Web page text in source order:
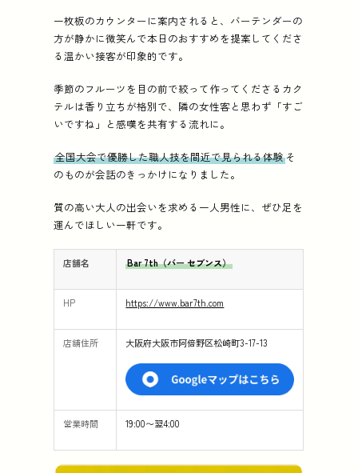
一枚板のカウンターに案内されると、バーテンダーの
方が静かに微笑んで本日のおすすめを提案してくださ
る温かい接客が印象的です。
季節のフルーツを目の前で絞って作ってくださるカク
テルは香り立ちが格別で、隣の女性客と思わず「すご
いですね」と感嘆を共有する流れに。
全国大会で優勝した職人技を間近で見られる体験そ
のものが会話のきっかけになりました。
質の高い大人の出会いを求める一人男性に、ぜひ足を
運んでほしい一軒です。
店舗名 Bar 7th（バー セブンス）
HP https://www.bar7th.com
店舗住所 大阪府大阪市阿倍野区松崎町3-17-13
営業時間 19:00〜翌4:00